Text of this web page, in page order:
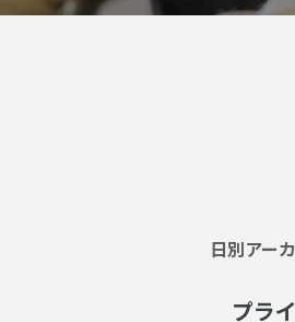
日別アー
プラ